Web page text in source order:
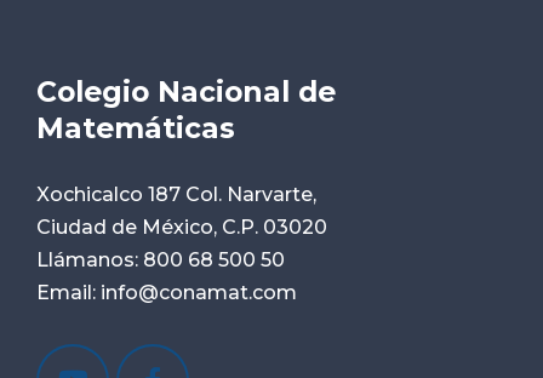
Colegio Nacional de
Matemáticas
Xochicalco 187 Col. Narvarte,
Ciudad de México, C.P. 03020
Llámanos: 800 68 500 50
Email: info@conamat.com